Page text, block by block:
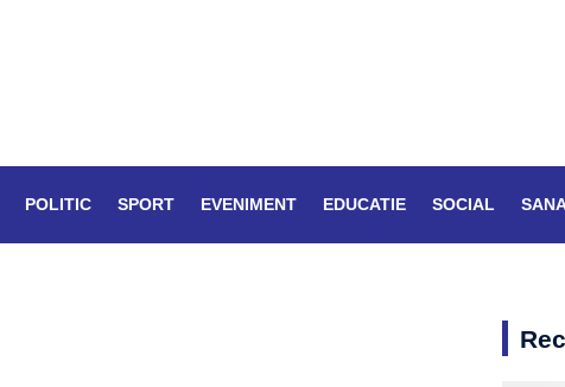
POLITIC SPORT EVENIMENT EDUCATIE SOCIAL